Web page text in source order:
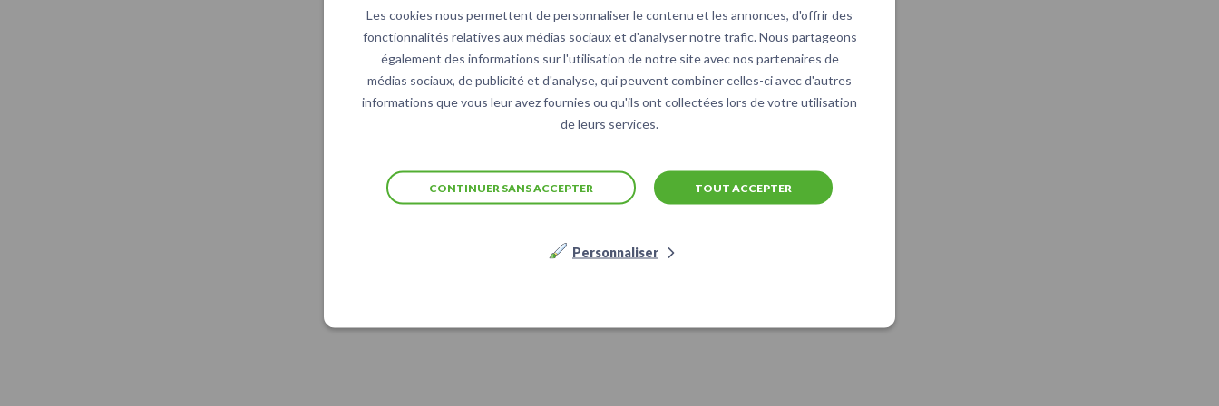
Les cookies nous permettent de personnaliser le contenu et les annonces, d'offrir des
fonctionnalités relatives aux médias sociaux et d'analyser notre trafic. Nous partageons
également des informations sur l'utilisation de notre site avec nos partenaires de
médias sociaux, de publicité et d'analyse, qui peuvent combiner celles-ci avec d'autres
informations que vous leur avez fournies ou qu'ils ont collectées lors de votre utilisation
de leurs services.
TOUT ACCEPTER
CONTINUER SANS ACCEPTER
Personnaliser